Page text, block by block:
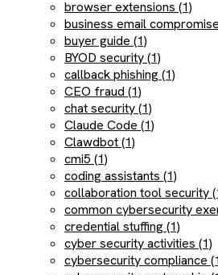
browser extensions (1)
business email
buyer guide (1)
BYOD security (1)
callback phishing (1)
CEO fraud (1)
chat security (1)
Claude Code (1)
Clawdbot (1)
cmi5 (1)
coding assistants (1)
collaboration tool security
common cybersecurity
credential stuffing (1)
cyber security activities (1)
cybersecurity compliance